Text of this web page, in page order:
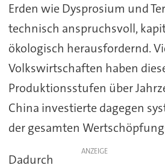
Erden wie Dysprosium und
technisch anspruchsvoll,
ökologisch herausfordernd.
Volkswirtschaften haben
Produktionsstufen über
China investierte dagegen
der gesamten
ANZEIGE
Dadurch